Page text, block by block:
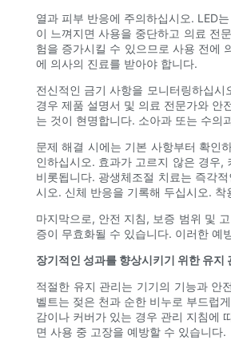
열과 피부 반응에 주의하십시오. LED
이 느껴지면 사용을 중단하고 의료 전
험을 증가시킬 수 있으므로 사용 전에
에 의사의 진료를 받아야 합니다.
전신적인 금기 사항을 모니터링하십
경우 제품 설명서 및 의료 전문가와 안
는 것이 현명합니다. 소아과 또는 수의
문제 해결 시에는 기본 사항부터 확인
인하십시오. 효과가 고르지 않은 경우,
비롯됩니다. 광생체조절 치료는 즉각
시오. 신체 반응을 기록해 두십시오.
마지막으로, 안전 지침, 보증 범위 및
증이 무효화될 수 있습니다. 이러한 예
장기적인 성과를 향상시키기 위한 유지
적절한 유지 관리는 기기의 기능과 안
벨트는 젖은 천과 순한 비누로 부드럽
감이나 커버가 있는 경우 관리 지침에
면 사용 중 고장을 예방할 수 있습니다.